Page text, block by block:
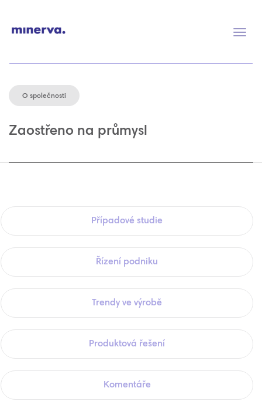
O společnosti
Zaostřeno na průmysl
Případové studie
Řízení podniku
Trendy ve výrobě
Produktová řešení
Komentáře